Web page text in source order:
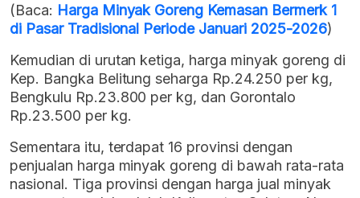
(Baca: Harga Minyak Goreng Kemasan Bermerk 1
di Pasar Tradisional Periode Januari 2025-2026)
Kemudian di urutan ketiga, harga minyak goreng di
Kep. Bangka Belitung seharga Rp.24.250 per kg,
Bengkulu Rp.23.800 per kg, dan Gorontalo
Rp.23.500 per kg.
Sementara itu, terdapat 16 provinsi dengan
penjualan harga minyak goreng di bawah rata-rata
nasional. Tiga provinsi dengan harga jual minyak